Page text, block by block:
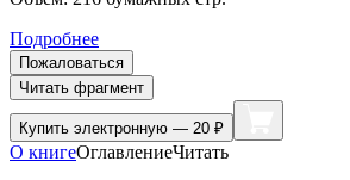
Подробнее
Пожаловаться
Читать фрагмент
Купить электронную — 20 ₽
О книгеОглавлениеЧитать